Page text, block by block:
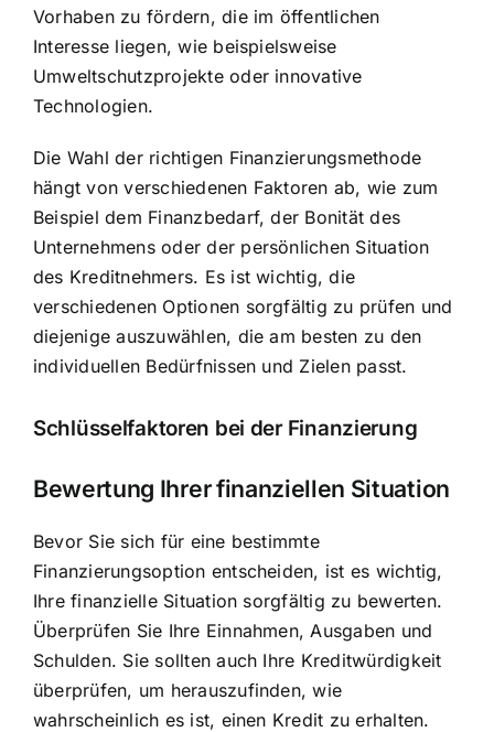
Vorhaben zu fördern, die im öffentlichen
Interesse liegen, wie beispielsweise
Umweltschutzprojekte oder innovative
Technologien.
Die Wahl der richtigen Finanzierungsmethode
hängt von verschiedenen Faktoren ab, wie zum
Beispiel dem Finanzbedarf, der Bonität des
Unternehmens oder der persönlichen Situation
des Kreditnehmers. Es ist wichtig, die
verschiedenen Optionen sorgfältig zu prüfen und
diejenige auszuwählen, die am besten zu den
individuellen Bedürfnissen und Zielen passt.
Schlüsselfaktoren bei der Finanzierung
Bewertung Ihrer finanziellen Situation
Bevor Sie sich für eine bestimmte
Finanzierungsoption entscheiden, ist es wichtig,
Ihre finanzielle Situation sorgfältig zu bewerten.
Überprüfen Sie Ihre Einnahmen, Ausgaben und
Schulden. Sie sollten auch Ihre Kreditwürdigkeit
überprüfen, um herauszufinden, wie
wahrscheinlich es ist, einen Kredit zu erhalten.